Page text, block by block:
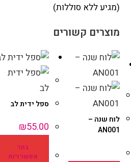
(מגיע ללא סוללות)
מוצרים קשורים
לוח שנה –
AN001
ספל ידית לב
₪55.00
בחר
אפשרויות